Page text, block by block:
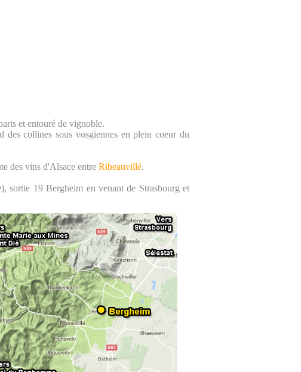
et entouré de vignoble.
collines sous vosgiennes en plein coeur du
des vins d'Alsace entre Ribeauvillé.
sortie 19 Bergheim en venant de Strasbourg et